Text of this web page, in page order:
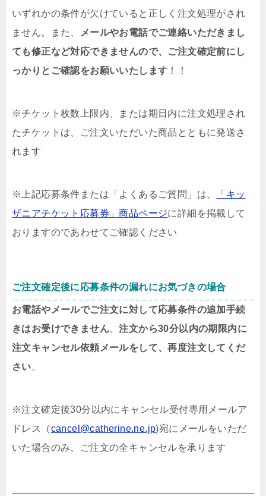
いずれかの条件が欠けていると正しく注文処理がされ
ません。また、
メールやお電話でご連絡いただきまし
ても修正など対応できませんので、ご注文確定前にし
っかりとご確認をお願いいたします ！！
※チケット枚数上限内、または期日内に注文処理され
たチケットは、ご注文いただいた商品とともに発送さ
れます
※上記応募条件または「よくあるご質問」は、
「キッ
ザニアチケット応募券」商品ページに詳細を掲載して
おりますのであわせてご確認ください
ご注文確定後に応募条件の漏れにお気づきの場合
お電話やメールでご注文に対して応募条件の追加手続
きはお受けできません。注文から30分以内の期限内に
注文キャンセル依頼メールをして、再度注文してくだ
さい。
※注文確定後30分以内にキャンセル受付専用メールア
ドレス（cancel@catherine.ne.jp)宛にメールをいただ
いた場合のみ、ご注文の全キャンセルを承ります